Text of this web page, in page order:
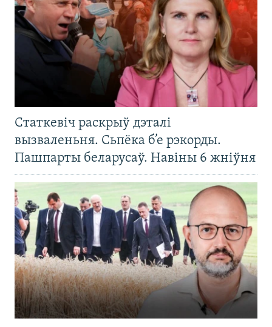
Статкевіч раскрыў дэталі
вызваленьня. Сьпёка б’е рэкорды.
Пашпарты беларусаў. Навіны 6 жніўня